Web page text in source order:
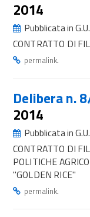
2014
Pubblicata in
CONTRATTO DI
permalink.
Delibera n.
2014
Pubblicata in
CONTRATTO DI
POLITICHE
"GOLDEN RICE"
permalink.